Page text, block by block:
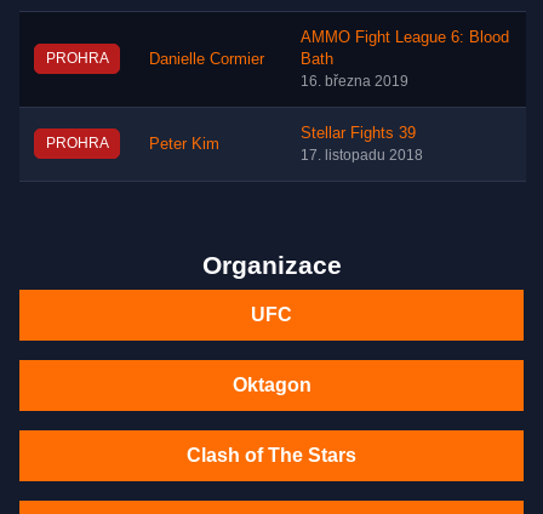
PROHRA Danielle Cormier
AMMO Fight League 6: Blood
Bath
16. března 2019
PROHRA Peter Kim
Stellar Fights 39
17. listopadu 2018
Organizace
UFC
Oktagon
Clash of The Stars